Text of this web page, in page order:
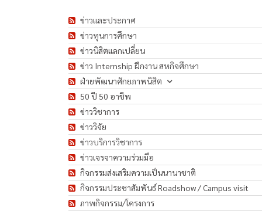
ข่าวและประกาศ
ข่าวทุนการศึกษา
ข่าวนิสิตแลกเปลี่ยน
ข่าว Internship ฝึกงาน สหกิจศึกษา
ฝ่ายพัฒนาศักยภาพนิสิต
50 ปี 50 อาชีพ
ข่าววิชาการ
ข่าววิจัย
ข่าวบริการวิชาการ
ข่าวเจรจาความร่วมมือ
กิจกรรมส่งเสริมความเป็นนานาชาติ
กิจกรรมประชาสัมพันธ์ Roadshow / Campus visit
ภาพกิจกรรม/โครงการ